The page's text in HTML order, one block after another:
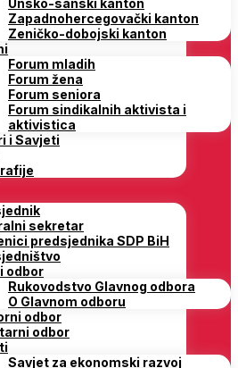
Unsko-sanski kanton
Zapadnohercegovački kanton
Zeničko-dobojski kanton
Forum mladih
Forum žena
Forum seniora
Forum sindikalnih aktivista i
aktivistica
i Savjeti
sekretar
predsjednika SDP BiH
odbor
Rukovodstvo Glavnog odbora
O Glavnom odboru
odbor
odbor
Savjet za ekonomski razvoj